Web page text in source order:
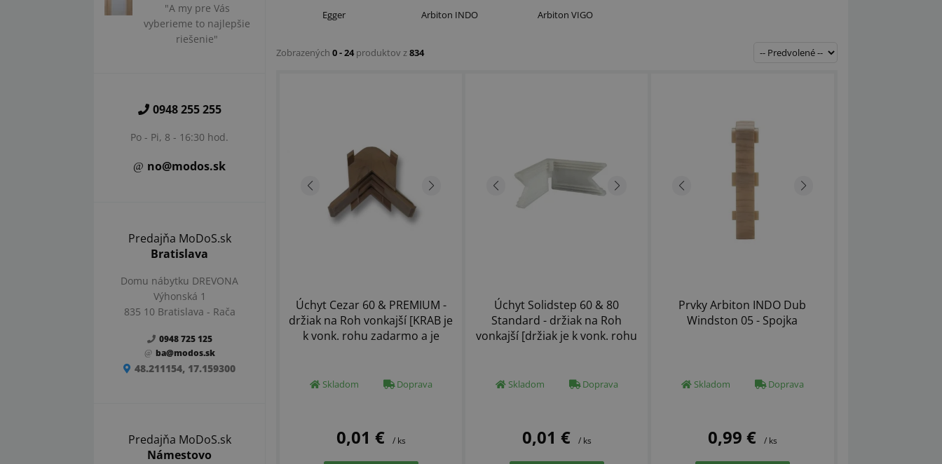
"A my pre Vás
vyberieme to najlepšie
riešenie"
0948 255 255
Po - Pi, 8 - 16:30 hod.
no@modos.sk
Predajňa MoDoS.sk
Bratislava
Domu nábytku DREVONA
Výhonská 1
835 10 Bratislava - Rača
0948 725 125
ba@modos.sk
48.211154, 17.159300
Predajňa MoDoS.sk
Námestovo
Egger Arbiton INDO Arbiton VIGO
Zobrazených0 - 24produktov z834
Úchyt Cezar 60 & PREMIUM -
držiak na Roh vonkajší [KRAB je
k vonk. rohu zadarmo a je
Skladom Doprava
0,01 € / ks
Úchyt Solidstep 60 & 80
Standard - držiak na Roh
vonkajší [držiak je k vonk. rohu
Skladom Doprava
0,01 € / ks
Prvky Arbiton INDO Dub
Windston 05 - Spojka
Skladom Doprava
0,99 € / ks